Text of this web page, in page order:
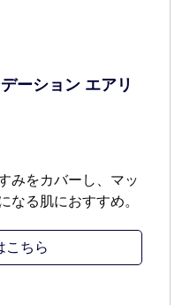
ーション エアリ
みをカバーし、マッ
なる肌におすすめ。
こちら